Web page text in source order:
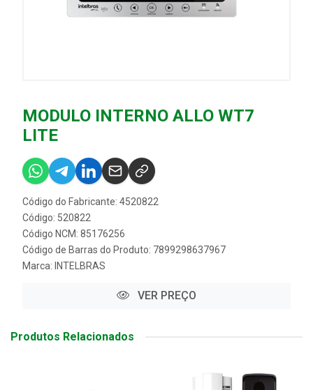
MODULO INTERNO ALLO WT7
LITE
Código do Fabricante: 4520822
Código: 520822
Código NCM: 85176256
Código de Barras do Produto: 7899298637967
Marca: INTELBRAS
VER PREÇO
Produtos Relacionados